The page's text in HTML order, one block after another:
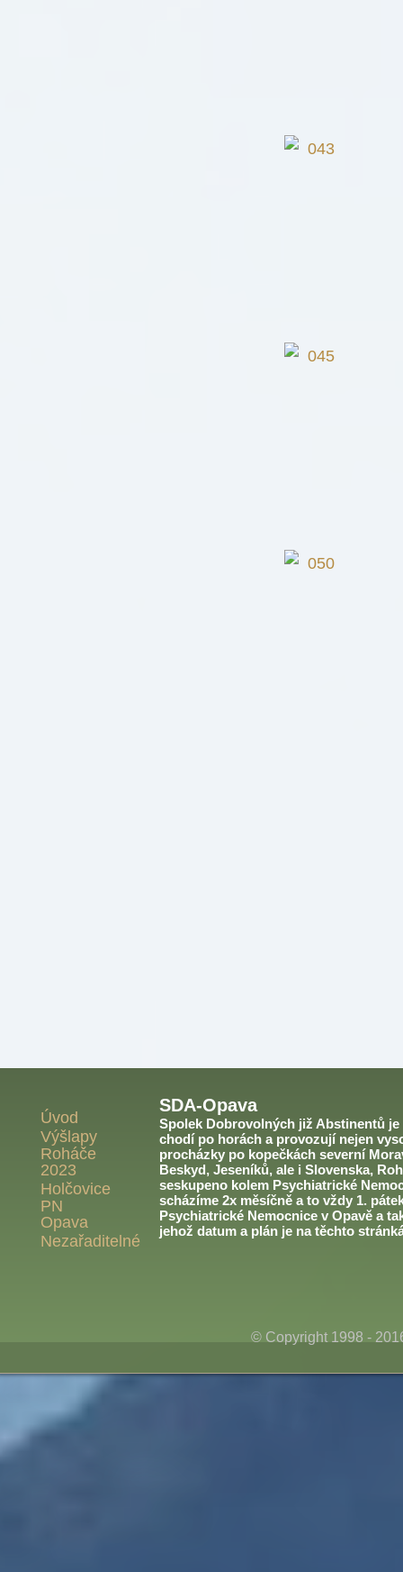
Úvod
Výšlapy
Roháče
2023
Holčovice
PN
Opava
Nezařaditelné
SDA-Opava
Spolek Dobrovolných již Abstinentů
chodí po horách a provozují nejen
procházky po kopečkách severní
Beskyd, Jeseníků, ale i Slovenska,
seskupeno kolem Psychiatrické
scházíme 2x měsíčně a to vždy 1.
Psychiatrické Nemocnice v Opavě a
jehož datum a plán je na těchto
© Copyright 1998 -